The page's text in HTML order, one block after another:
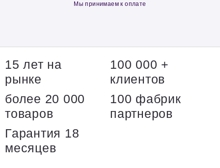
Мы принимаем к оплате
15 лет на
рынке
100 000 +
клиентов
более 20 000
товаров
100 фабрик
партнеров
Гарантия 18
месяцев